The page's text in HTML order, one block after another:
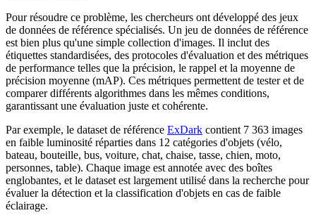
Pour résoudre ce problème, les chercheurs ont développé des jeux
de données de référence spécialisés. Un jeu de données de référence
est bien plus qu'une simple collection d'images. Il inclut des
étiquettes standardisées, des protocoles d'évaluation et des métriques
de performance telles que la précision, le rappel et la moyenne de
précision moyenne (mAP). Ces métriques permettent de tester et de
comparer différents algorithmes dans les mêmes conditions,
garantissant une évaluation juste et cohérente.
Par exemple, le dataset de référence ExDark contient 7 363 images
en faible luminosité réparties dans 12 catégories d'objets (vélo,
bateau, bouteille, bus, voiture, chat, chaise, tasse, chien, moto,
personnes, table). Chaque image est annotée avec des boîtes
englobantes, et le dataset est largement utilisé dans la recherche pour
évaluer la détection et la classification d'objets en cas de faible
éclairage.